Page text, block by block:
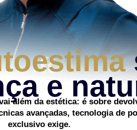
e
além da estética: é sobre
avançadas, tecnologia de
exclusivo exige.